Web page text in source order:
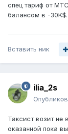
спец тариф от
балансом в -30K$.
Вставить ник
ilia_2s
Таксист возит не
оказанной пока